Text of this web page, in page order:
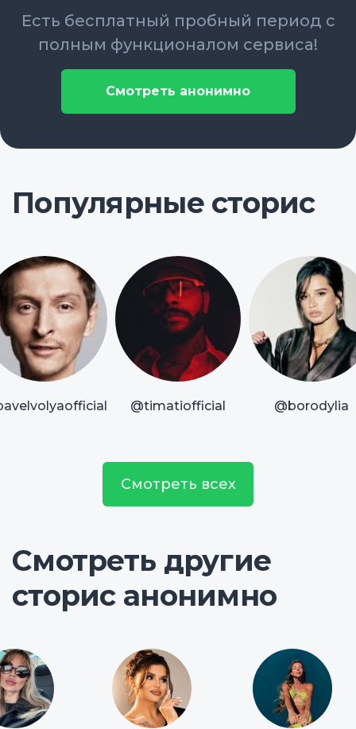
Есть бесплатный пробный период с
полным функционалом сервиса!
Смотреть анонимно
Популярные сторис
@timatiofficial @borodylia
Смотреть всех
Смотреть другие
сторис анонимно